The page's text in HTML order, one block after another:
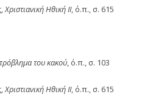
Χριστιανική Ηθική ΙΙ, ό.π., σ. 615
του κακού, ό.π., σ. 103
Χριστιανική Ηθική ΙΙ, ό.π., σ. 615